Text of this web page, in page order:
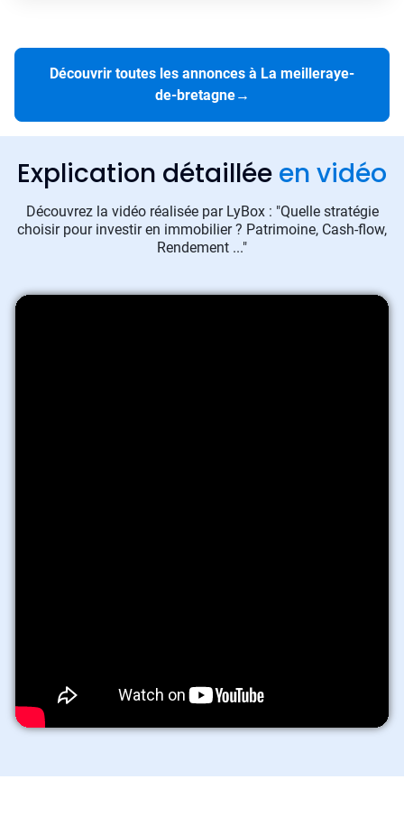
Découvrir toutes les annonces à La meilleraye-
de-bretagne→
Explication détaillée en vidéo
Découvrez la vidéo réalisée par LyBox : "Quelle stratégie
choisir pour investir en immobilier ? Patrimoine, Cash-flow,
Rendement ..."